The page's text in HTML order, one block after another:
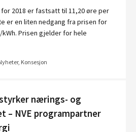
2018 er fastsatt til 11,20 øre per
er en liten nedgang fra prisen for
kWh. Prisen gjelder for hele
Konsesjon
nærings- og
– NVE programpartner